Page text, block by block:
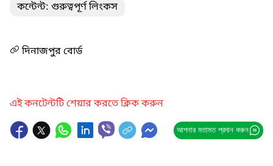
কন্টেন্ট: গুরুত্বপূর্ণ লিংকস
দিনাজপুর বোর্ড
এই কনটেন্টটি শেয়ার করতে ক্লিক করুন
আপনার মতামত প্রদান করুন